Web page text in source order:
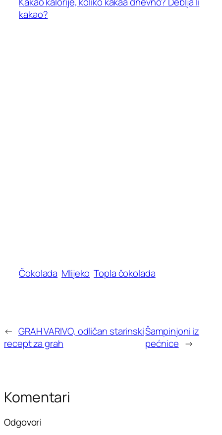
kakao?
Čokolada Mlijeko Topla čokolada
← GRAH VARIVO, odličan starinski
recept za grah
Šampinjoni iz
pećnice →
Komentari
Odgovori